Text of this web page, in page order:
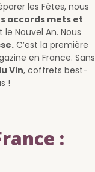
les Fêtes, nous
accords mets et
Nouvel An. Nous
C’est la première
en France. Sans
Vin, coffrets best-
!
: